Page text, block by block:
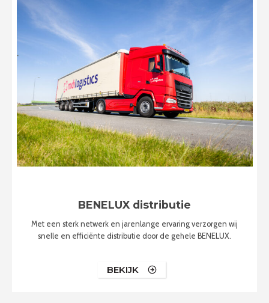
BENELUX distributie
Met een sterk netwerk en jarenlange ervaring verzorgen wij
snelle en efficiënte distributie door de gehele BENELUX.
BEKIJK